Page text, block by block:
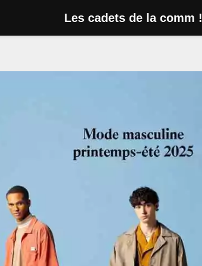
Les cadets de la comm !